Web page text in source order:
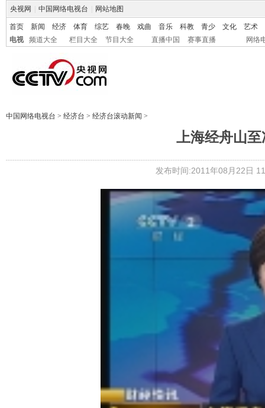
央视网 中国网络电视台 网站地图
首页 新闻 经济 体育 综艺 春晚 戏曲 音乐 科教 青少 文化
艺术
电视
频道大全 栏目大全 节目大全 直播中国 赛事直播 网络
中国网络电视台 > 经济台 > 经济台滚动新闻 >
上海经舟山
发布时间:2011年08月22日